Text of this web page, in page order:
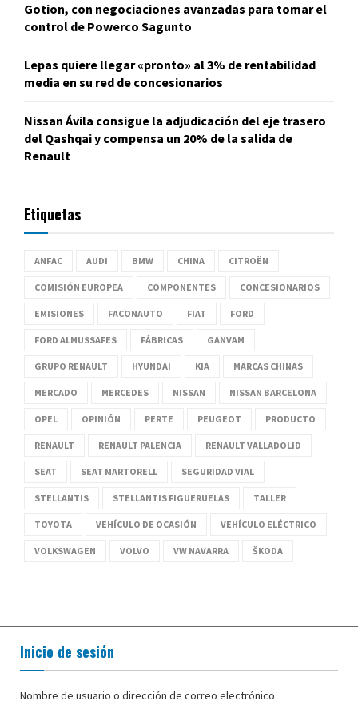
Gotion, con negociaciones avanzadas para tomar el
control de Powerco Sagunto
Lepas quiere llegar «pronto» al 3% de rentabilidad
media en su red de concesionarios
Nissan Ávila consigue la adjudicación del eje trasero
del Qashqai y compensa un 20% de la salida de
Renault
Etiquetas
ANFAC AUDI BMW CHINA CITROËN
COMISIÓN EUROPEA COMPONENTES CONCESIONARIOS
EMISIONES FACONAUTO FIAT FORD
FORD ALMUSSAFES FÁBRICAS GANVAM
GRUPO RENAULT HYUNDAI KIA MARCAS CHINAS
MERCADO MERCEDES NISSAN NISSAN BARCELONA
OPEL OPINIÓN PERTE PEUGEOT PRODUCTO
RENAULT RENAULT PALENCIA RENAULT VALLADOLID
SEAT SEAT MARTORELL SEGURIDAD VIAL
STELLANTIS STELLANTIS FIGUERUELAS TALLER
TOYOTA VEHÍCULO DE OCASIÓN VEHÍCULO ELÉCTRICO
VOLKSWAGEN VOLVO VW NAVARRA ŠKODA
Inicio de sesión
Nombre de usuario o dirección de correo electrónico